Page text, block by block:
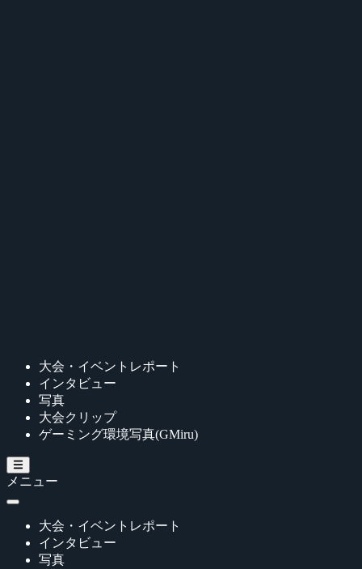
大会・イベントレポート
インタビュー
写真
大会クリップ
ゲーミング環境写真(GMiru)
メニュー
大会・イベントレポート
インタビュー
写真